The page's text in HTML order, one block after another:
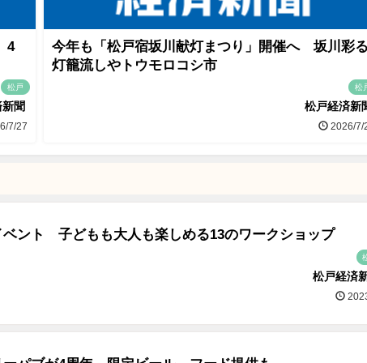
4
松戸
聞
7/27
今年も「松戸宿坂川献灯まつり」開催へ 坂川彩る
灯籠流しやトウモロコシ市
松
松戸経済新
2026/7/
ベント 子どもも大人も楽しめる13のワークショップ
松戸経済